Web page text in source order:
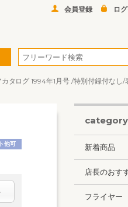
会員登録 ロ
タログ 1994年1月号 /特別付録付なし
他可
category
新着商品
店長のおす
フライヤー